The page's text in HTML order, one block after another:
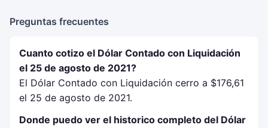
Preguntas frecuentes
Cuanto cotizo el Dólar Contado con Liquidación
el 25 de agosto de 2021?
El Dólar Contado con Liquidación cerro a $176,61
el 25 de agosto de 2021.
Donde puedo ver el historico completo del Dólar